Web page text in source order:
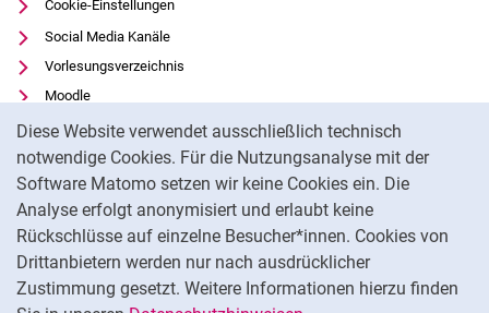
Diese Website verwendet ausschließlich technisch
notwendige Cookies. Für die Nutzungsanalyse mit der
Software Matomo setzen wir keine Cookies ein. Die
Analyse erfolgt anonymisiert und erlaubt keine
Rückschlüsse auf einzelne Besucher*innen. Cookies von
Drittanbietern werden nur nach ausdrücklicher
Zustimmung gesetzt. Weitere Informationen hierzu finden
Cookie-Einstellungen
Social Media Kanäle
Vorlesungsverzeichnis
Moodle
Panopto
Universitätsbibliothek
Datenschutz
Barrierefreiheit
Transparenter KI-Einsatz